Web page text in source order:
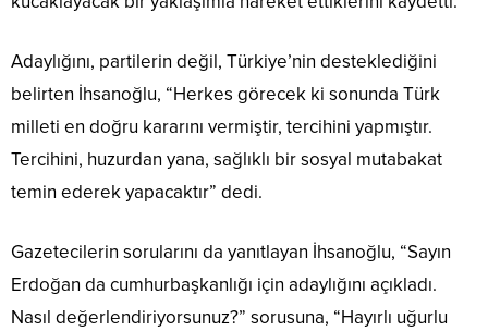
Adaylığını, partilerin değil, Türkiye’nin desteklediğini
belirten İhsanoğlu, “Herkes görecek ki sonunda Türk
milleti en doğru kararını vermiştir, tercihini yapmıştır.
Tercihini, huzurdan yana, sağlıklı bir sosyal mutabakat
temin ederek yapacaktır” dedi.
Gazetecilerin sorularını da yanıtlayan İhsanoğlu, “Sayın
Erdoğan da cumhurbaşkanlığı için adaylığını açıkladı.
Nasıl değerlendiriyorsunuz?” sorusuna, “Hayırlı uğurlu